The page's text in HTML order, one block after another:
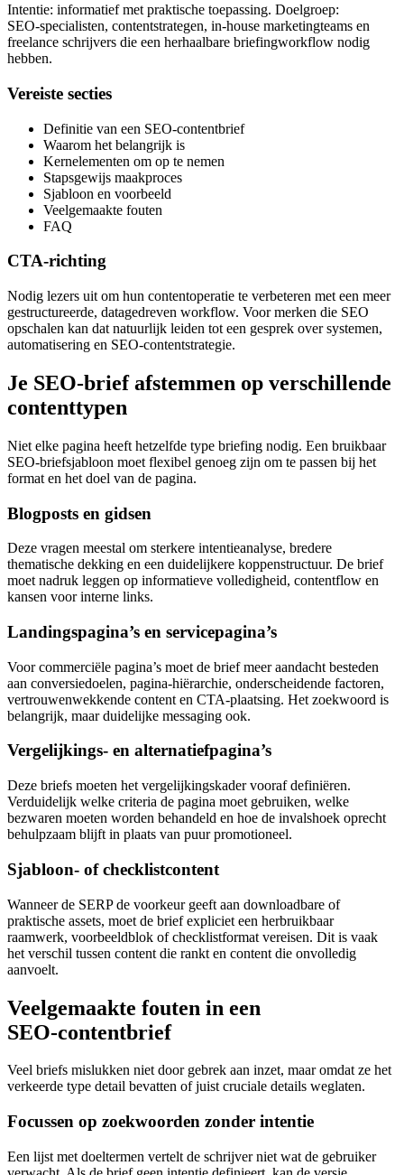
Intentie: informatief met praktische toepassing. Doelgroep:
SEO‑specialisten, contentstrategen, in‑house marketingteams en
freelance schrijvers die een herhaalbare briefingworkflow nodig
hebben.
Vereiste secties
Definitie van een SEO‑contentbrief
Waarom het belangrijk is
Kernelementen om op te nemen
Stapsgewijs maakproces
Sjabloon en voorbeeld
Veelgemaakte fouten
FAQ
CTA‑richting
Nodig lezers uit om hun contentoperatie te verbeteren met een meer
gestructureerde, datagedreven workflow. Voor merken die SEO
opschalen kan dat natuurlijk leiden tot een gesprek over systemen,
automatisering en SEO‑contentstrategie.
Je SEO‑brief afstemmen op verschillende
contenttypen
Niet elke pagina heeft hetzelfde type briefing nodig. Een bruikbaar
SEO‑briefsjabloon moet flexibel genoeg zijn om te passen bij het
format en het doel van de pagina.
Blogposts en gidsen
Deze vragen meestal om sterkere intentieanalyse, bredere
thematische dekking en een duidelijkere koppenstructuur. De brief
moet nadruk leggen op informatieve volledigheid, contentflow en
kansen voor interne links.
Landingspagina’s en servicepagina’s
Voor commerciële pagina’s moet de brief meer aandacht besteden
aan conversiedoelen, pagina‑hiërarchie, onderscheidende factoren,
vertrouwenwekkende content en CTA‑plaatsing. Het zoekwoord is
belangrijk, maar duidelijke messaging ook.
Vergelijkings‑ en alternatiefpagina’s
Deze briefs moeten het vergelijkingskader vooraf definiëren.
Verduidelijk welke criteria de pagina moet gebruiken, welke
bezwaren moeten worden behandeld en hoe de invalshoek oprecht
behulpzaam blijft in plaats van puur promotioneel.
Sjabloon‑ of checklistcontent
Wanneer de SERP de voorkeur geeft aan downloadbare of
praktische assets, moet de brief expliciet een herbruikbaar
raamwerk, voorbeeldblok of checklistformat vereisen. Dit is vaak
het verschil tussen content die rankt en content die onvolledig
aanvoelt.
Veelgemaakte fouten in een
SEO‑contentbrief
Veel briefs mislukken niet door gebrek aan inzet, maar omdat ze het
verkeerde type detail bevatten of juist cruciale details weglaten.
Focussen op zoekwoorden zonder intentie
Een lijst met doeltermen vertelt de schrijver niet wat de gebruiker